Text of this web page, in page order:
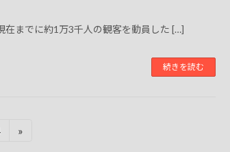
在までに約1万3千人の観客を動員した […]
続きを読む
»